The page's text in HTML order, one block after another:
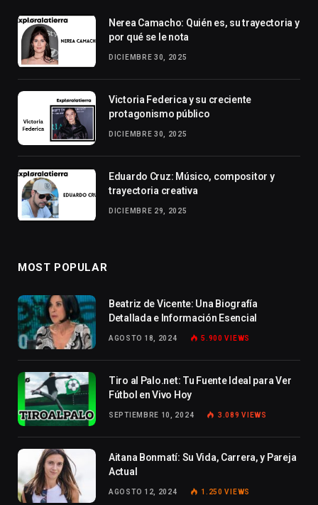
Nerea Camacho: Quién es, su trayectoria y
por qué se le nota
DICIEMBRE 30, 2025
Victoria Federica y su creciente
protagonismo público
DICIEMBRE 30, 2025
Eduardo Cruz: Músico, compositor y
trayectoria creativa
DICIEMBRE 29, 2025
MOST POPULAR
Beatriz de Vicente: Una Biografía
Detallada e Información Esencial
AGOSTO 18, 2024 5.900VIEWS
Tiro al Palo.net: Tu Fuente Ideal para Ver
Fútbol en Vivo Hoy
SEPTIEMBRE 10, 2024 3.089VIEWS
Aitana Bonmatí: Su Vida, Carrera, y Pareja
Actual
AGOSTO 12, 2024 1.250VIEWS